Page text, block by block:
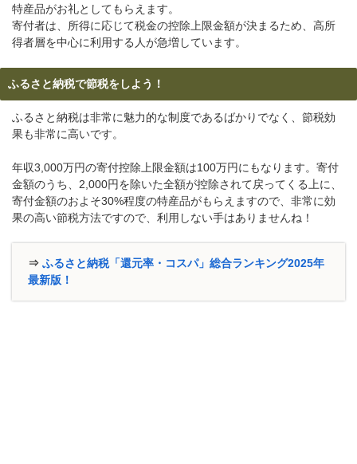
特産品がお礼としてもらえます。
寄付者は、所得に応じて税金の控除上限金額が決まるため、高所
得者層を中心に利用する人が急増しています。
ふるさと納税で節税をしよう！
ふるさと納税は非常に魅力的な制度であるばかりでなく、節税効
果も非常に高いです。
年収3,000万円の寄付控除上限金額は100万円にもなります。寄付
金額のうち、2,000円を除いた全額が控除されて戻ってくる上に、
寄付金額のおよそ30%程度の特産品がもらえますので、非常に効
果の高い節税方法ですので、利用しない手はありませんね！
⇒ ふるさと納税「還元率・コスパ」総合ランキング2025年
最新版！